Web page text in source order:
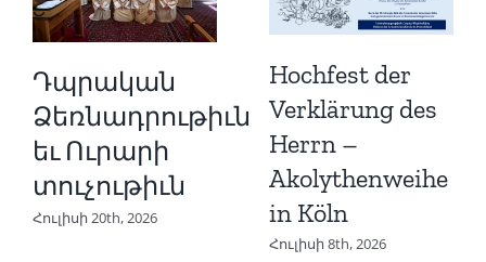
Դպրական
Ձեռնադրութիւն
եւ Ուրարի
տուչութիւն
Հուլիսի 20th, 2026
Hochfest der
Verklärung des
Herrn –
Akolythenweihe
in Köln
Հուլիսի 8th, 2026